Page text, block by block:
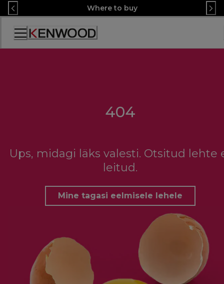
Skip
to
Content
Where to buy
Accessibility
Statement
404
Ups, midagi läks valesti. Otsitud lehte
leitud.
Mine tagasi eelmisele lehele